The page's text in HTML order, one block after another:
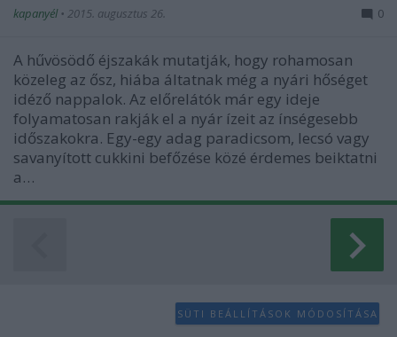
kapanyél • 2015. augusztus 26. 0
A hűvösödő éjszakák mutatják, hogy rohamosan
közeleg az ősz, hiába áltatnak még a nyári hőséget
idéző nappalok. Az előrelátók már egy ideje
folyamatosan rakják el a nyár ízeit az ínségesebb
időszakokra. Egy-egy adag paradicsom, lecsó vagy
savanyított cukkini befőzése közé érdemes beiktatni
a…
SÜTI BEÁLLÍTÁSOK MÓDOSÍTÁSA